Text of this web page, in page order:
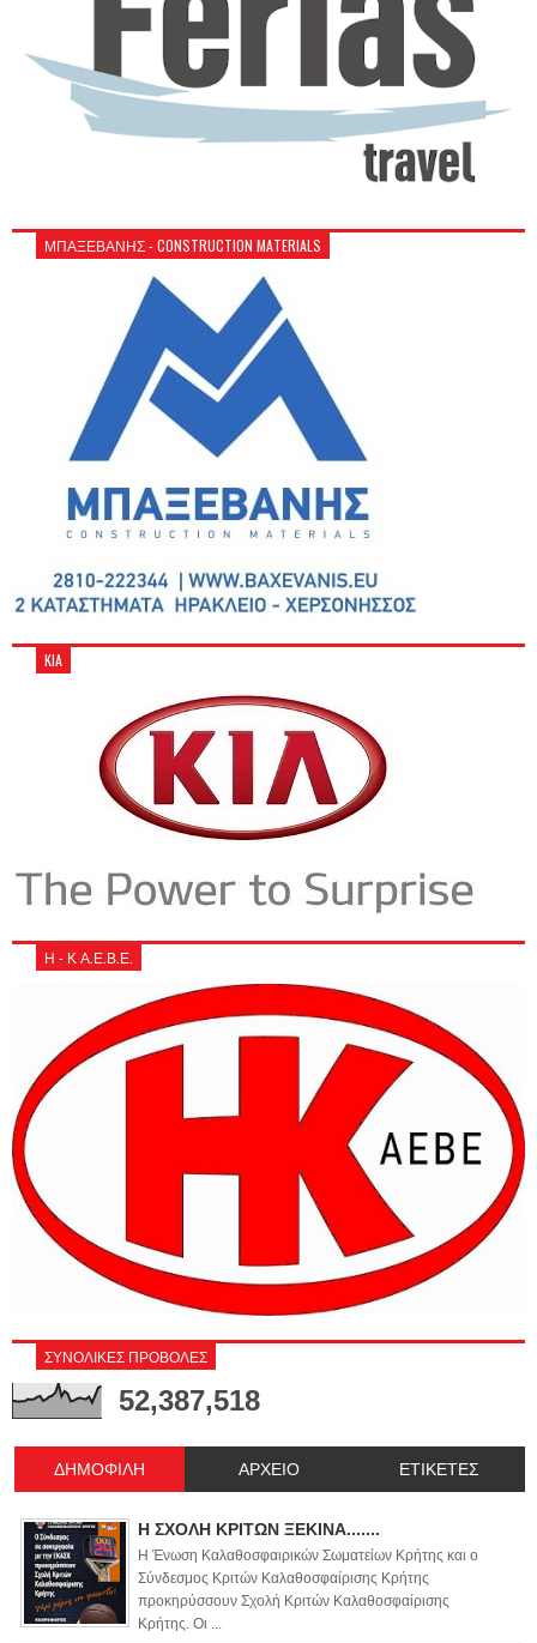
ΜΠΑΞΕΒΑΝΗΣ - CONSTRUCTION MATERIALS
KIA
Η - Κ Α.Ε.Β.Ε.
ΣΥΝΟΛΙΚΕΣ ΠΡΟΒΟΛΕΣ
52,387,518
ΔΗΜΟΦΙΛΗ ΑΡΧΕΙΟ ΕΤΙΚΕΤΕΣ
Η ΣΧΟΛΗ ΚΡΙΤΩΝ ΞΕΚΙΝΑ.......
Η Ένωση Καλαθοσφαιρικών Σωματείων Κρήτης και ο
Σύνδεσμος Κριτών Καλαθοσφαίρισης Κρήτης
προκηρύσσουν Σχολή Κριτών Καλαθοσφαίρισης
Κρήτης. Οι ...